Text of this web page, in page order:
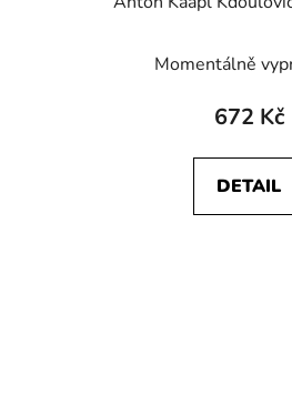
Momentálně
672 Kč
DETAIL